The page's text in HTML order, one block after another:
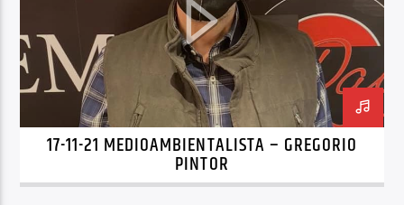
17-11-21 MEDIOAMBIENTALISTA – GREGORIO
PINTOR